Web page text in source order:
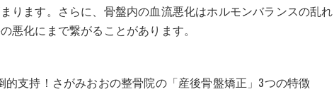
ります。さらに、骨盤内の血流悪化はホルモンバランスの乱れ
悪化にまで繋がることがあります。
支持！さがみおおの整骨院の「産後骨盤矯正」3つの特徴